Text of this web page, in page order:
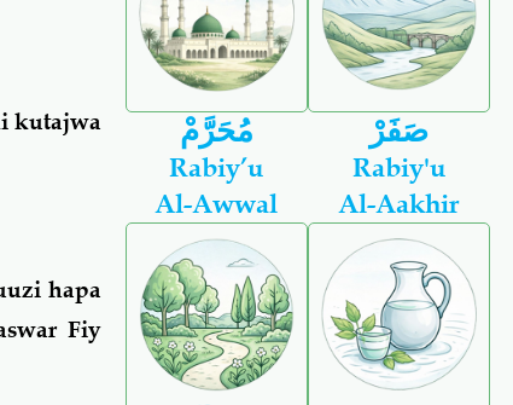
kutajwa
hapa
Fiy
مُحَرَّمْ صَفَرْ
Rabiy’u
Al-Awwal
Rabiy'u
Al-Aakhir